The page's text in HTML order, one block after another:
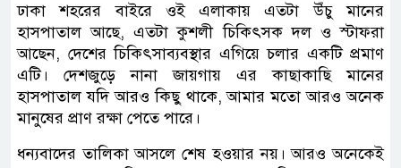
ঢাকা শহরের বাইরে ওই এলাকায় এতটা উঁচু মানের
হাসপাতাল আছে, এতটা কুশলী চিকিৎসক দল ও স্টাফরা
আছেন, দেশের চিকিৎসাব্যবস্থার এগিয়ে চলার একটি প্রমাণ
এটি। দেশজুড়ে নানা জায়গায় এর কাছাকাছি মানের
হাসপাতাল যদি আরও কিছু থাকে, আমার মতো আরও অনেক
মানুষের প্রাণ রক্ষা পেতে পারে।
ধন্যবাদের তালিকা আসলে শেষ হওয়ার নয়। আরও অনেকেই